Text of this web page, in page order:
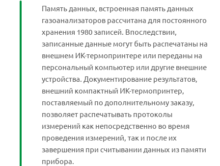
Память данных, встроенная память данных
газоанализаторов рассчитана для постоянного
хранения 1980 записей. Впоследствии,
записанные данные могут быть распечатаны на
внешнем ИК-термопринтере или переданы на
персональный компьютер или другие внешние
устройства. Документирование результатов,
внешний компактный ИК-термопринтер,
поставляемый по дополнительному заказу,
позволяет распечатывать протоколы
измерений как непосредственно во время
проведения измерений, так и после их
завершения при считывании данных из памяти
прибора.